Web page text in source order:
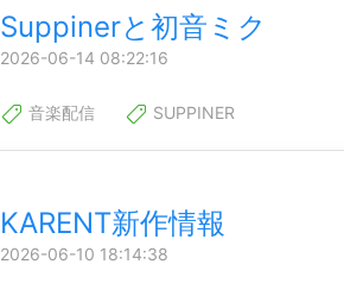
Suppinerと初音ミク
2026-06-14 08:22:16
音楽配信 SUPPINER
KARENT新作情報
2026-06-10 18:14:38